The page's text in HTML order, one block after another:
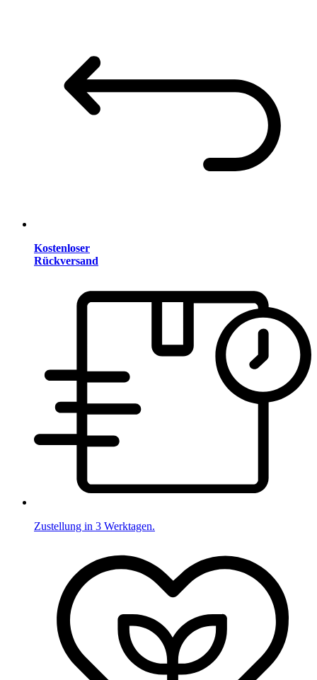
Kostenloser
Rückversand
Zustellung in 3 Werktagen.